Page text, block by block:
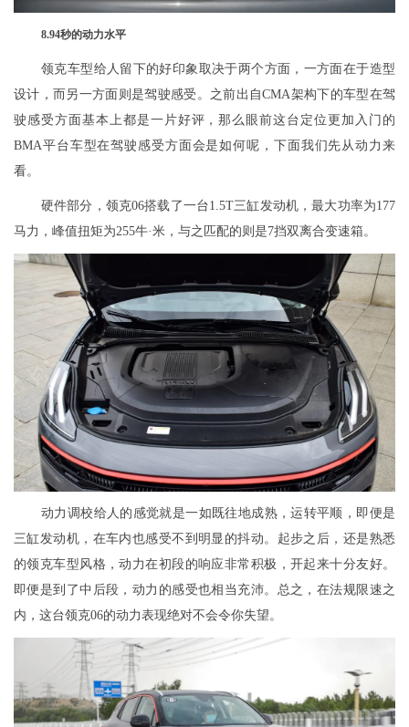
8.94秒的动力水平
领克车型给人留下的好印象取决于两个方面，一方面在于造型
设计，而另一方面则是驾驶感受。之前出自CMA架构下的车型在驾
驶感受方面基本上都是一片好评，那么眼前这台定位更加入门的
BMA平台车型在驾驶感受方面会是如何呢，下面我们先从动力来
看。
硬件部分，领克06搭载了一台1.5T三缸发动机，最大功率为177
马力，峰值扭矩为255牛·米，与之匹配的则是7挡双离合变速箱。
动力调校给人的感觉就是一如既往地成熟，运转平顺，即便是
三缸发动机，在车内也感受不到明显的抖动。起步之后，还是熟悉
的领克车型风格，动力在初段的响应非常积极，开起来十分友好。
即便是到了中后段，动力的感受也相当充沛。总之，在法规限速之
内，这台领克06的动力表现绝对不会令你失望。